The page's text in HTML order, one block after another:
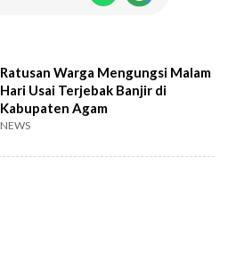
Ratusan Warga Mengungsi Malam
Hari Usai Terjebak Banjir di
Kabupaten Agam
NEWS